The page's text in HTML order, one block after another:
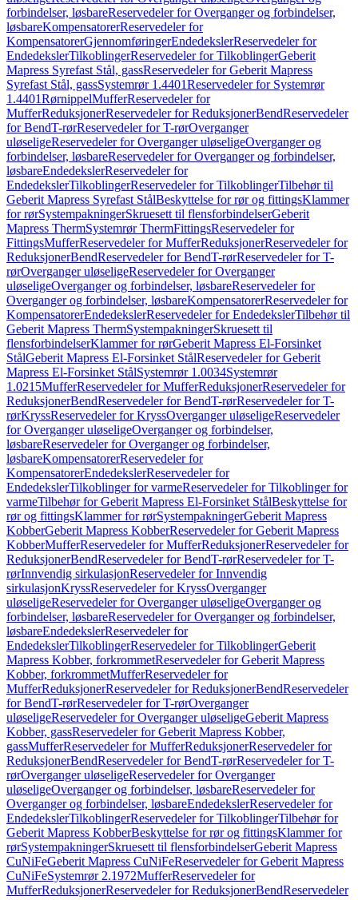
forbindelser, løsbareReservedeler for Overganger og forbindelser,
løsbareKompensatorerReservedeler for
KompensatorerGjennomføringerEndedekslerReservedeler for
EndedekslerTilkoblingerReservedeler for TilkoblingerGeberit
Mapress Syrefast Stål, gassReservedeler for Geberit Mapress
Syrefast Stål, gassSystemrør 1.4401Reservedeler for Systemrør
1.4401RørnippelMufferReservedeler for
MufferReduksjonerReservedeler for ReduksjonerBendReservedeler
for BendT-rørReservedeler for T-rørOverganger
uløseligeReservedeler for Overganger uløseligeOverganger og
forbindelser, løsbareReservedeler for Overganger og forbindelser,
løsbareEndedekslerReservedeler for
EndedekslerTilkoblingerReservedeler for TilkoblingerTilbehør til
Geberit Mapress Syrefast StålBeskyttelse for rør og fittingsKlammer
for rørSystempakningerSkruesett til flensforbindelserGeberit
Mapress ThermSystemrør ThermFittingsReservedeler for
FittingsMufferReservedeler for MufferReduksjonerReservedeler for
ReduksjonerBendReservedeler for BendT-rørReservedeler for T-
rørOverganger uløseligeReservedeler for Overganger
uløseligeOverganger og forbindelser, løsbareReservedeler for
Overganger og forbindelser, løsbareKompensatorerReservedeler for
KompensatorerEndedekslerReservedeler for EndedekslerTilbehør til
Geberit Mapress ThermSystempakningerSkruesett til
flensforbindelserKlammer for rørGeberit Mapress El-Forsinket
StålGeberit Mapress El-Forsinket StålReservedeler for Geberit
Mapress El-Forsinket StålSystemrør 1.0034Systemrør
1.0215MufferReservedeler for MufferReduksjonerReservedeler for
ReduksjonerBendReservedeler for BendT-rørReservedeler for T-
rørKryssReservedeler for KryssOverganger uløseligeReservedeler
for Overganger uløseligeOverganger og forbindelser,
løsbareReservedeler for Overganger og forbindelser,
løsbareKompensatorerReservedeler for
KompensatorerEndedekslerReservedeler for
EndedekslerTilkoblinger for varmeReservedeler for Tilkoblinger for
varmeTilbehør for Geberit Mapress El-Forsinket StålBeskyttelse for
rør og fittingsKlammer for rørSystempakningerGeberit Mapress
KobberGeberit Mapress KobberReservedeler for Geberit Mapress
KobberMufferReservedeler for MufferReduksjonerReservedeler for
ReduksjonerBendReservedeler for BendT-rørReservedeler for T-
rørInnvendig sirkulasjonReservedeler for Innvendig
sirkulasjonKryssReservedeler for KryssOverganger
uløseligeReservedeler for Overganger uløseligeOverganger og
forbindelser, løsbareReservedeler for Overganger og forbindelser,
løsbareEndedekslerReservedeler for
EndedekslerTilkoblingerReservedeler for TilkoblingerGeberit
Mapress Kobber, forkrommetReservedeler for Geberit Mapress
Kobber, forkrommetMufferReservedeler for
MufferReduksjonerReservedeler for ReduksjonerBendReservedeler
for BendT-rørReservedeler for T-rørOverganger
uløseligeReservedeler for Overganger uløseligeGeberit Mapress
Kobber, gassReservedeler for Geberit Mapress Kobber,
gassMufferReservedeler for MufferReduksjonerReservedeler for
ReduksjonerBendReservedeler for BendT-rørReservedeler for T-
rørOverganger uløseligeReservedeler for Overganger
uløseligeOverganger og forbindelser, løsbareReservedeler for
Overganger og forbindelser, løsbareEndedekslerReservedeler for
EndedekslerTilkoblingerReservedeler for TilkoblingerTilbehør for
Geberit Mapress KobberBeskyttelse for rør og fittingsKlammer for
rørSystempakningerSkruesett til flensforbindelserGeberit Mapress
CuNiFeGeberit Mapress CuNiFeReservedeler for Geberit Mapress
CuNiFeSystemrør 2.1972MufferReservedeler for
MufferReduksjonerReservedeler for ReduksjonerBendReservedeler